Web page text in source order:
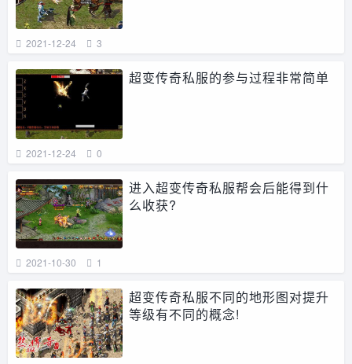
2021-12-24 3
超变传奇私服的参与过程非常简单
2021-12-24 0
进入超变传奇私服帮会后能得到什
么收获?
2021-10-30 1
超变传奇私服不同的地形图对提升
等级有不同的概念!